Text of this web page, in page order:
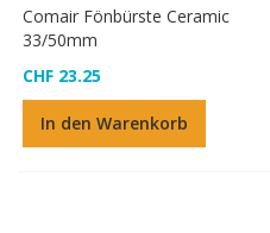
Comair Fönbürste Ceramic
33/50mm
CHF 23.25
In den Warenkorb